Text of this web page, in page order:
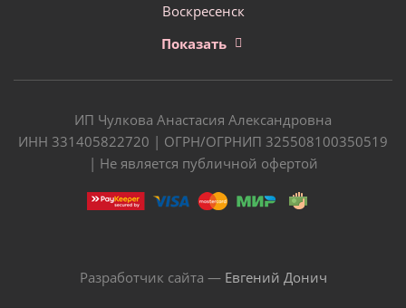
Воскресенск
Показать
ИП Чулкова Анастасия Александровна
ИНН 331405822720 | ОГРН/ОГРНИП 325508100350519
| Не является публичной офертой
Разработчик сайта — Евгений Донич